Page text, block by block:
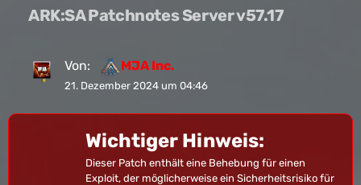
ARK:SA Patchnotes Server v57.17
Von: MJA Inc.
21. Dezember 2024 um 04:46
Wichtiger Hinweis:
Dieser Patch enthält eine Behebung für einen
Exploit, der möglicherweise ein Sicherheitsrisiko für